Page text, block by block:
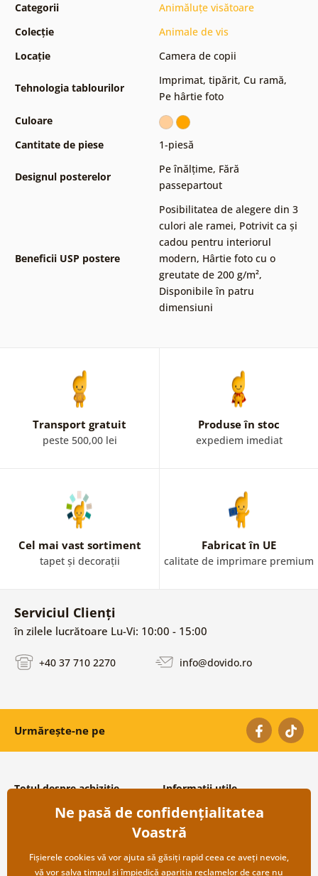
Categorii
Animăluțe visătoare
Colecție
Animale de vis
Locație
Camera de copii
Tehnologia tablourilor
Imprimat, tipărit, Cu ramă,
Pe hârtie foto
Culoare
Cantitate de piese
1-piesă
Designul posterelor
Pe înălțime, Fără
passepartout
Beneficii USP postere
Posibilitatea de alegere din 3
culori ale ramei, Potrivit ca și
cadou pentru interiorul
modern, Hârtie foto cu o
greutate de 200 g/m²,
Disponibile în patru
dimensiuni
Transport gratuit
peste 500,00 lei
Produse în stoc
expediem imediat
Cel mai vast sortiment
tapet și decorații
Fabricat în UE
calitate de imprimare premium
Serviciul Clienți
în zilele lucrătoare Lu-Vi: 10:00 - 15:00
+40 37 710 2270 info@dovido.ro
Urmărește-ne pe
Totul despre achiziție
Condiții și termeni generali
Protecția datelor personale
Transport și modalități de plată
Returnare
Informații utile
Despre noi
Întrebări frecvente
Contacte
Cooperare angro
Ne pasă de confidențialitatea
Voastră
Fișierele cookies vă vor ajuta să găsiți rapid ceea ce aveți nevoie,
vă vor salva timpul și împiedică apariția reclamelor de care nu